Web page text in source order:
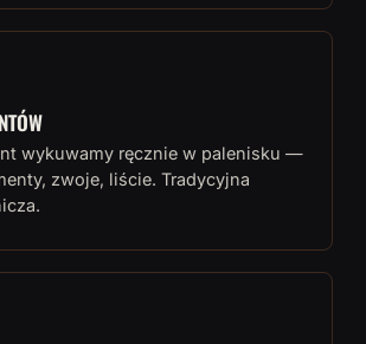
wykuwamy ręcznie w palenisku —
zwoje, liście. Tradycyjna